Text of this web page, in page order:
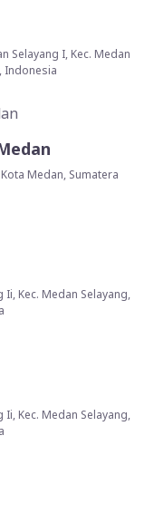
Selayang I, Kec. Medan
Indonesia
Medan, Sumatera
Ii, Kec. Medan Selayang,
Ii, Kec. Medan Selayang,